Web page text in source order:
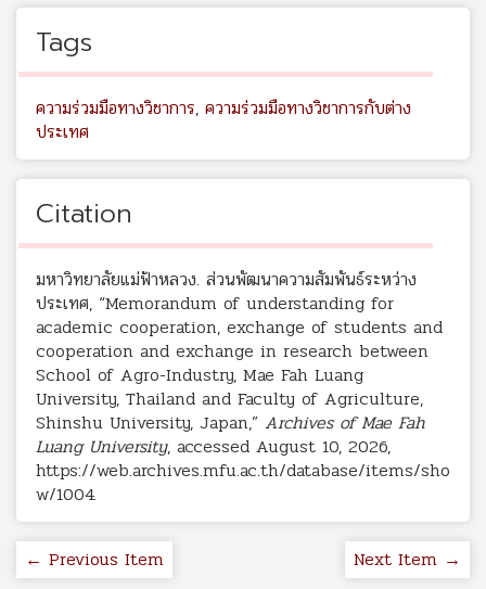
Tags
ความร่วมมือทางวิชาการ, ความร่วมมือทางวิชาการกับต่าง
ประเทศ
Citation
มหาวิทยาลัยแม่ฟ้าหลวง. ส่วนพัฒนาความสัมพันธ์ระหว่าง
ประเทศ, “Memorandum of understanding for
academic cooperation, exchange of students and
cooperation and exchange in research between
School of Agro-Industry, Mae Fah Luang
University, Thailand and Faculty of Agriculture,
Shinshu University, Japan,” Archives of Mae Fah
Luang University, accessed August 10, 2026,
https://web.archives.mfu.ac.th/database/items/sho
w/1004.
← Previous Item Next Item →